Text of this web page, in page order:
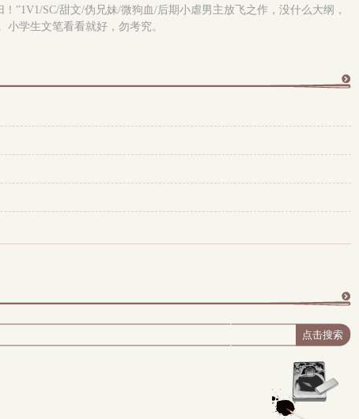
”1V1/SC/甜文/伪兄妹/微狗血/后期小虐男主放飞之作，没什么大纲，
学生文笔看看就好，勿考究。